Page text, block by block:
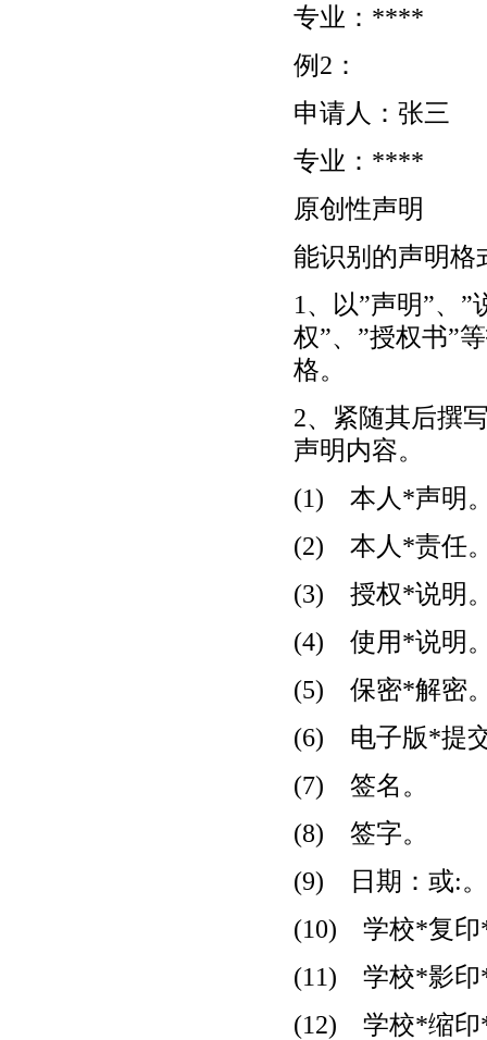
专业：****
例2：
申请人：张三
专业：****
原创性声明
能识别的声明格
1、以”声明”、”
权”、”授权书”
格。
2、紧随其后撰
声明内容。
(1) 本人*声明
(2) 本人*责任
(3) 授权*说明
(4) 使用*说明
(5) 保密*解密
(6) 电子版*提
(7) 签名。
(8) 签字。
(9) 日期：或:。
(10) 学校*复印
(11) 学校*影印
(12) 学校*缩印